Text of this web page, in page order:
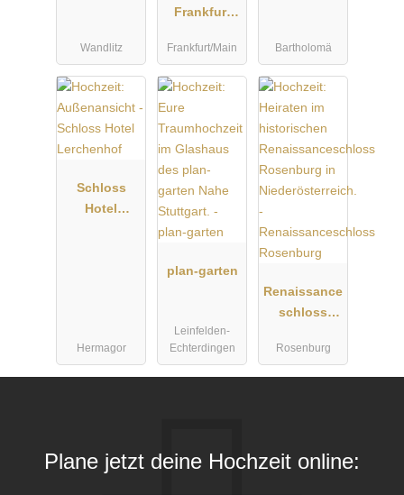
Wandlitz
Frankfurt
Frankfurt/Main Bartholomä
Schloss
Hotel
Hermagor
plan-garten
Leinfelden-
Echterdingen
Renaissance
schloss
Rosenburg
Plane jetzt deine Hochzeit online: